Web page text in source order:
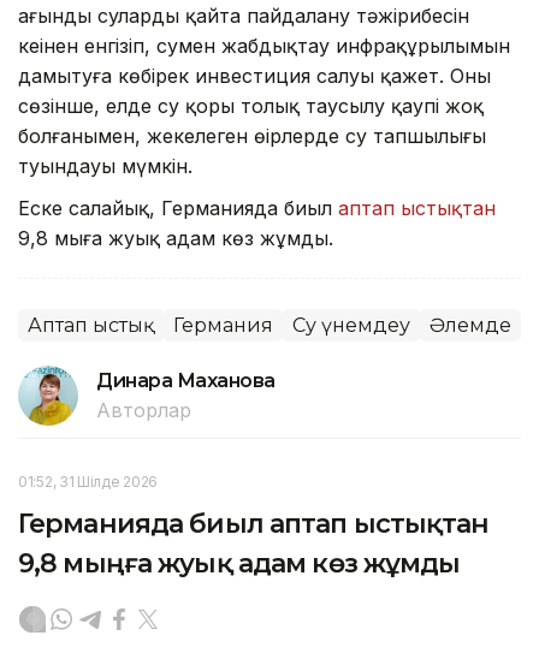
ағынды суларды қайта пайдалану тәжірибесін
кеңінен енгізіп, сумен жабдықтау инфрақұрылымын
дамытуға көбірек инвестиция салуы қажет. Оның
сөзінше, елде су қоры толық таусылу қаупі жоқ
болғанымен, жекелеген өңірлерде су тапшылығы
туындауы мүмкін.
Еске салайық, Германияда биыл аптап ыстықтан
9,8 мыңға жуық адам көз жұмды.
Аптап ыстық Германия Су үнемдеу Әлемде
Динара Маханова
Авторлар
01:52, 31 Шілде 2026
Германияда биыл аптап ыстықтан
9,8 мыңға жуық адам көз жұмды